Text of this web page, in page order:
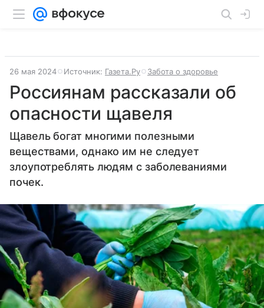
26 мая 2024 Источник: Газета.Ру Забота о здоровье
Россиянам рассказали об
опасности щавеля
Щавель богат многими полезными
веществами, однако им не следует
злоупотреблять людям с заболеваниями
почек.